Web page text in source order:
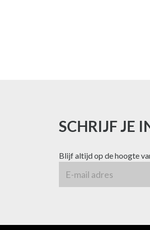
SCHRIJF JE
Blijf altijd op de hoogte